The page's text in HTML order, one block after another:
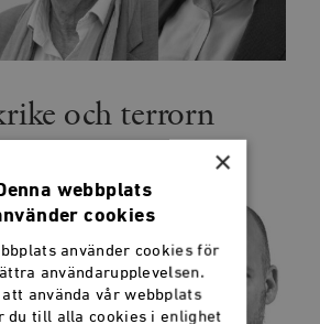
och terrorn
×
webbplats
cookies
använder cookies för
användarupplevelsen.
att använda vår webbplats
du till alla cookies i enlighet